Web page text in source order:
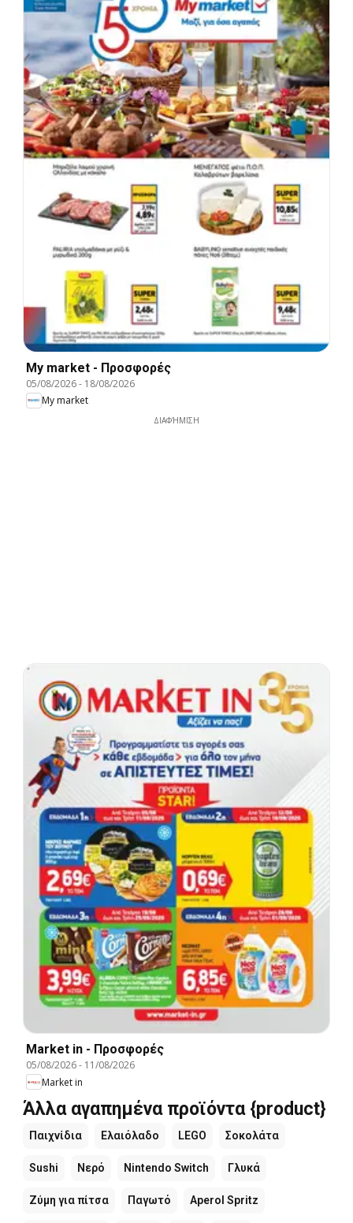
My market - Προσφορές
05/08/2026- 18/08/2026
My market
ΔΙΑΦΉΜΙΣΗ
Market in - Προσφορές
05/08/2026- 11/08/2026
Market in
Άλλα αγαπημένα προϊόντα {product}
Παιχνίδια Ελαιόλαδο LEGO Σοκολάτα
Sushi Νερό Nintendo Switch Γλυκά
Ζύμη για πίτσα Παγωτό Aperol Spritz